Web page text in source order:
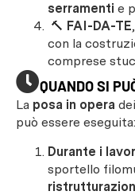
serramenti e
🔨 FAI-DA-TE,
con la
comprese
QUANDO SI
La posa in opera
può essere eseguita:
Durante i
sportello